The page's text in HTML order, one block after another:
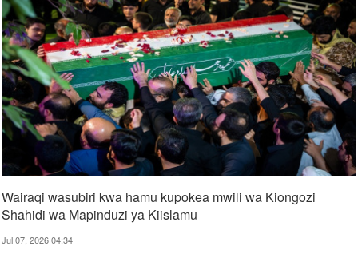
Wairaqi wasubiri kwa hamu kupokea mwili wa Kiongozi
Shahidi wa Mapinduzi ya Kiislamu
Jul 07, 2026 04:34